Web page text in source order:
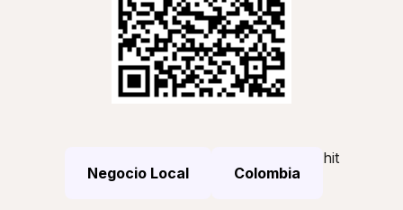
Negocio Local Colombia
hit